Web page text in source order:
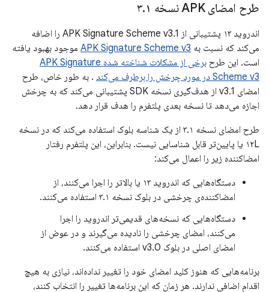
طرح امضای APK نسخه ۳ .۱
اندروید ۱۳ پشتیبانی از APK Signature Scheme v3.1 را اضافه
می‌کند که نسبت به APK Signature Scheme v3 موجود بهبود یافته
است. این طرح
برخی از مشکلات شناخته شده APK Signature
Scheme v3 در مورد چرخش را برطرف می‌کند
. به طور خاص، طرح
امضای v3.1 از هدف‌گیری نسخه SDK پشتیبانی می‌کند که به چرخش
اجازه می‌دهد تا نسخه بعدی پلتفرم را هدف قرار دهد.
طرح امضای نسخه ۳.۱ از یک شناسه بلوک استفاده می‌کند که در نسخه
۱۲L یا پایین‌تر قابل شناسایی نیست. بنابراین، این پلتفرم رفتار
امضاکننده زیر را اعمال می‌کند:
دستگاه‌هایی که اندروید ۱۳ یا بالاتر را اجرا می‌کنند، از
امضاکننده‌ی چرخشی در بلوک نسخه ۳.۱ استفاده می‌کنند.
دستگاه‌هایی که نسخه‌های قدیمی‌تر اندروید را اجرا
می‌کنند، امضای چرخشی را نادیده می‌گیرند و در عوض از
امضای اصلی در بلوک v3.0 استفاده می‌کنند.
برنامه‌هایی که هنوز کلید امضای خود را تغییر نداده‌اند، نیازی به هیچ
اقدام اضافی ندارند. هر زمان که این برنامه‌ها تغییر را انتخاب کنند،